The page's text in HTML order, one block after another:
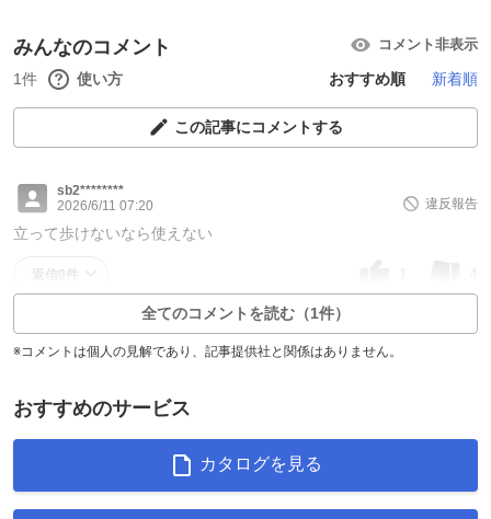
みんなのコメント コメント非表示
1件 使い方 おすすめ順 新着順
この記事にコメントする
sb2********
2026/6/11 07:20
違反報告
立って歩けないなら使えない
返信0件 4
全てのコメントを読む（1件）
※コメントは個人の見解であり、記事提供社と関係はありません。
おすすめのサービス
カタログを見る